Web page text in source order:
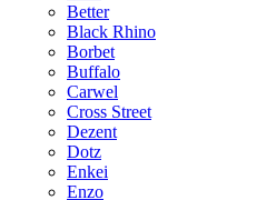
Better
Black Rhino
Borbet
Buffalo
Carwel
Cross Street
Dezent
Dotz
Enkei
Enzo